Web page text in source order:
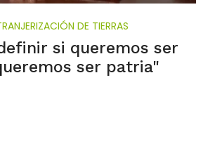
DE TIERRAS
si queremos ser
ser patria"